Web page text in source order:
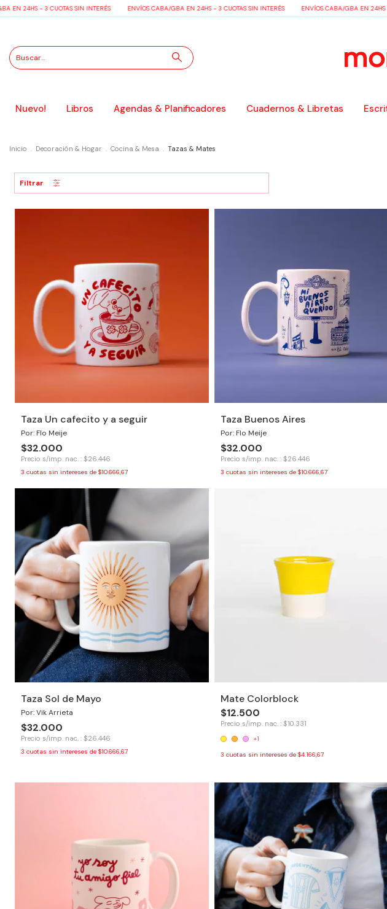
24HS - 3 CUOTAS SIN INTERÉS ENVÍOS CABA/GBA EN 24HS - 3 CUOTAS SIN INTERÉS ENVÍOS CABA/GBA EN 24HS -
Nuevo! Libros Agendas & Planificadores Cuadernos & Libretas
Inicio . Decoración & Hogar . Cocina & Mesa . Tazas & Mates
Filtrar
Taza Un cafecito y a seguir
Por: Flo Meije
$32.000
Precio s/imp. nac. : $26.446
3 cuotas sin intereses de $10.666,67
Taza Buenos Aires
Por: Flo Meije
$32.000
Precio s/imp. nac. : $26.446
3 cuotas sin intereses de $10.666,67
Taza Sol de Mayo
Por: Vik Arrieta
$32.000
Precio s/imp. nac. : $26.446
3 cuotas sin intereses de $10.666,67
Mate Colorblock
$12.500
Precio s/imp. nac. : $10.331
+1
3 cuotas sin intereses de $4.166,67